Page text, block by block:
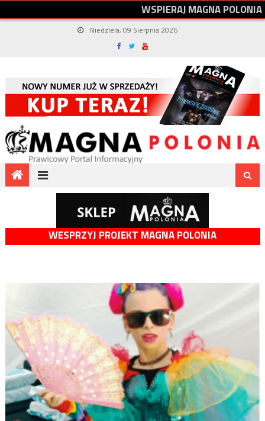
WSPIERAJMAGNAPOLONIA
Niedziela, 09 Sierpnia 2026
WESPRZYJ PROJEKT MAGNA POLONIA